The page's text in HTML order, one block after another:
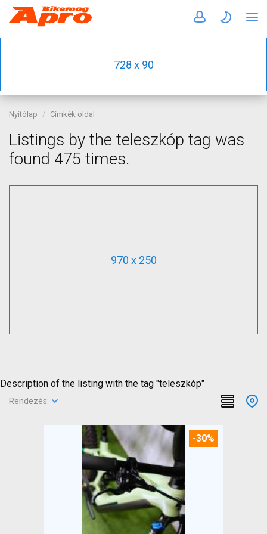
728 x 90
Nyitólap Címkék oldal
Listings by the teleszkóp tag was
found 475 times.
970 x 250
Description of the listing with the tag "teleszkóp"
Rendezés:
-30%